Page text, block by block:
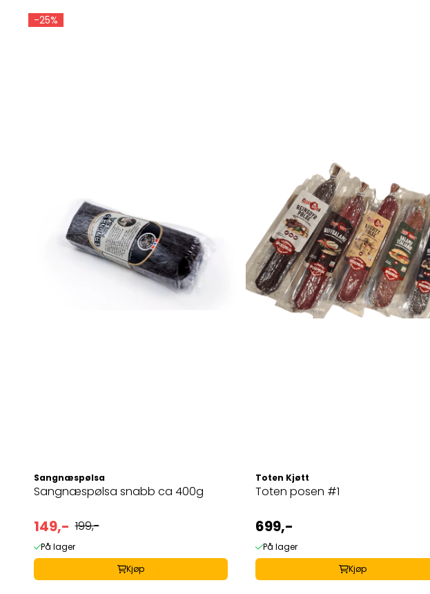
-25%
Sangnæspølsa
Sangnæspølsa snabb ca 400g
149,- 199,-
På lager
Kjøp
Toten Kjøtt
Toten posen #1
699,-
På lager
Kjøp